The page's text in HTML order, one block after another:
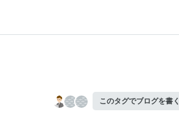
このタグでブログを書く